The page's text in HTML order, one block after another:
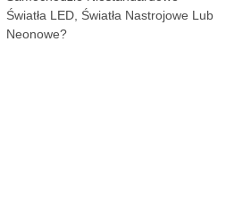
Światła LED, Światła Nastrojowe Lub
Neonowe?